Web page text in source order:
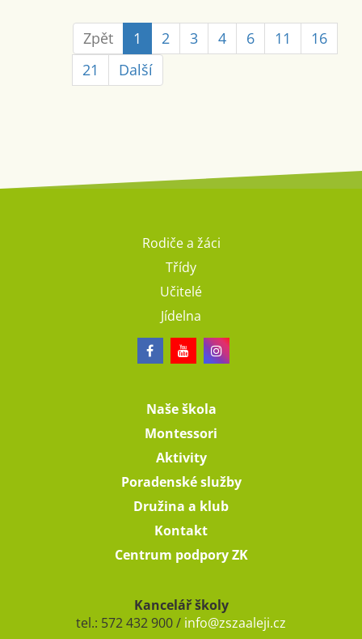
Zpět 1 2 3 4 6 11
16
21
Další
Rodiče a žáci
Třídy
Učitelé
Jídelna
Naše škola
Montessori
Aktivity
Poradenské služby
Družina a klub
Kontakt
Centrum podpory ZK
Kancelář školy
tel.: 572 432 900 / info@zszaaleji.cz